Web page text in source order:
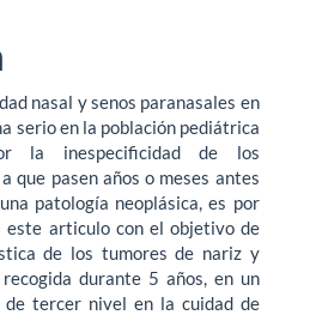
nasal y senos paranasales en
serio en la población pediátrica
la inespecificidad de los
que pasen años o meses antes
patología neoplásica, es por
este articulo con el objetivo de
de los tumores de nariz y
durante 5 años, en un
tercer nivel en la cuidad de